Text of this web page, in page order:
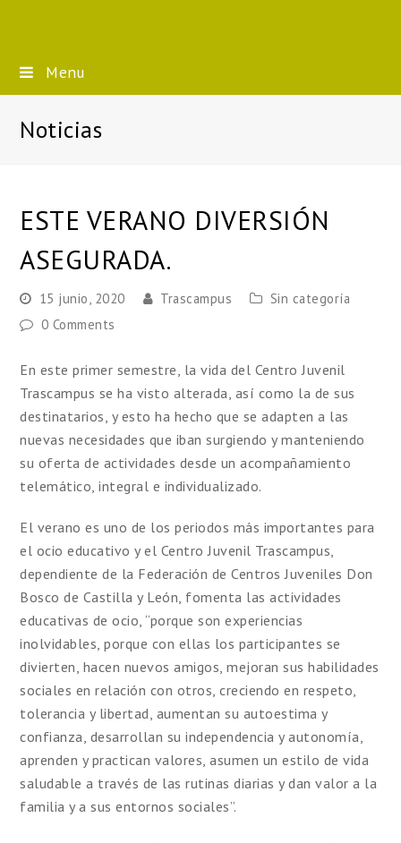
Menu
Noticias
ESTE VERANO DIVERSIÓN
ASEGURADA.
15 junio, 2020 Trascampus
Sin categoría
0 Comments
En este primer semestre, la vida del Centro Juvenil
Trascampus se ha visto alterada, así como la de sus
destinatarios, y esto ha hecho que se adapten a las
nuevas necesidades que iban surgiendo y manteniendo
su oferta de actividades desde un acompañamiento
telemático, integral e individualizado.
El verano es uno de los periodos más importantes para
el ocio educativo y el Centro Juvenil Trascampus,
dependiente de la Federación de Centros Juveniles Don
Bosco de Castilla y León, fomenta las actividades
educativas de ocio, “porque son experiencias
inolvidables, porque con ellas los participantes se
divierten, hacen nuevos amigos, mejoran sus habilidades
sociales en relación con otros, creciendo en respeto,
tolerancia y libertad, aumentan su autoestima y
confianza, desarrollan su independencia y autonomía,
aprenden y practican valores, asumen un estilo de vida
saludable a través de las rutinas diarias y dan valor a la
familia y a sus entornos sociales”.